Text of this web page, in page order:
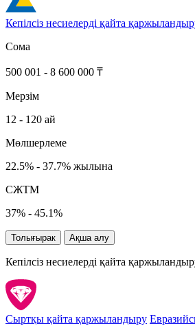
Кепілсіз несиелерді қайта
Сома
500 001 - 8 600 000 ₸
Мерзім
12 - 120 ай
Мөлшерлеме
22.5% - 37.7% жылына
СЖТМ
37% - 45.1%
Толығырак Ақша алу
Кепілсіз несиелерді қайта
Сыртқы қайта қаржыландыру